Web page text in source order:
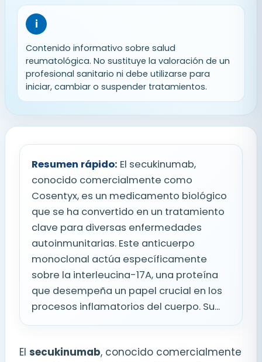
i
Contenido informativo sobre salud
reumatológica. No sustituye la valoración de un
profesional sanitario ni debe utilizarse para
iniciar, cambiar o suspender tratamientos.
Resumen rápido: El secukinumab,
conocido comercialmente como
Cosentyx, es un medicamento biológico
que se ha convertido en un tratamiento
clave para diversas enfermedades
autoinmunitarias. Este anticuerpo
monoclonal actúa específicamente
sobre la interleucina-17A, una proteína
que desempeña un papel crucial en los
procesos inflamatorios del cuerpo. Su...
El secukinumab, conocido comercialmente